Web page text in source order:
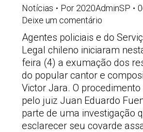
Notícias
Por 2020AdminSP
Deixe um comentário
Agentes policiais e do
Legal chileno iniciaram
feira (4) a exumação dos
do popular cantor e
Victor Jara. O
pelo juiz Juan Eduardo
parte de uma investigação
esclarecer seu covarde